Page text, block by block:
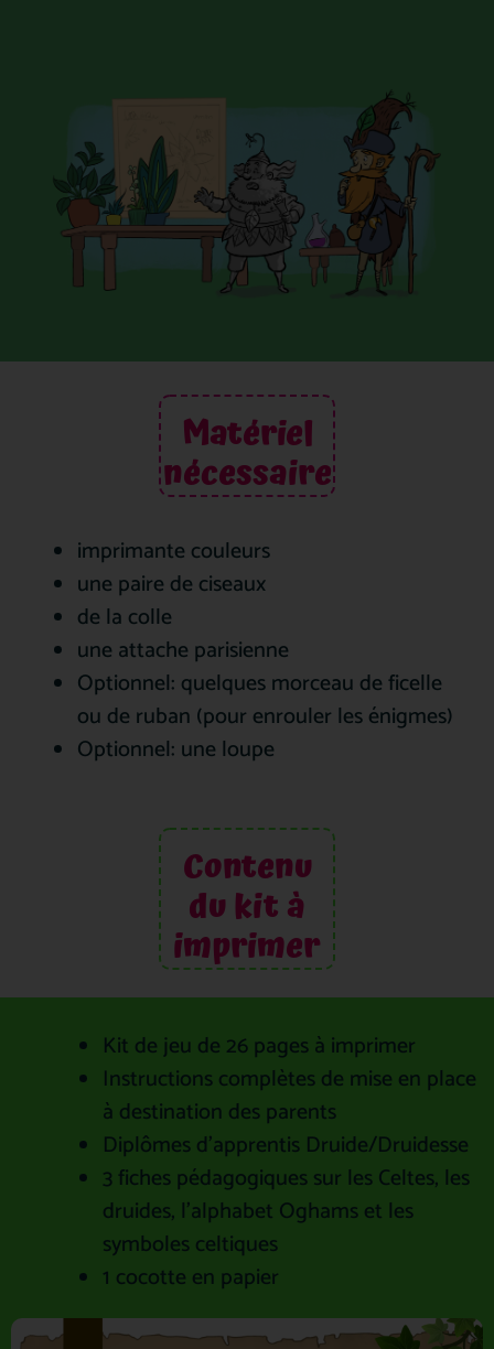
Matériel
nécessaire
imprimante couleurs
une paire de ciseaux
de la colle
une attache parisienne
Optionnel: quelques morceau de ficelle
ou de ruban (pour enrouler les énigmes)
Optionnel: une loupe
Contenu
du kit à
imprimer
Kit de jeu de 26 pages à imprimer
Instructions complètes de mise en place
à destination des parents
Diplômes d’apprentis Druide/Druidesse
3 fiches pédagogiques sur les Celtes, les
druides, l’alphabet Oghams et les
symboles celtiques
1 cocotte en papier